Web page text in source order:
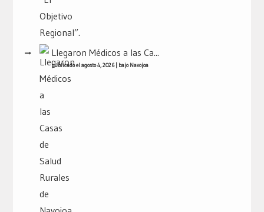
Llegaron Médicos a las Ca...
publicado el agosto 4, 2026| bajoNavojoa